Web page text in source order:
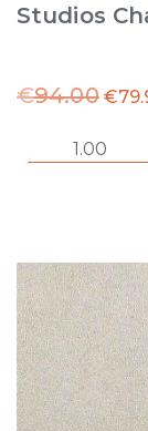
Studios
€94.00 €